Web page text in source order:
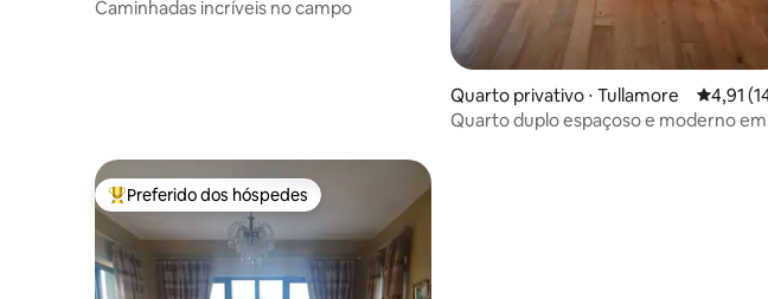
Caminhadas incríveis no campo
Quarto privativo ⋅ Tullamore 4,91 de
4,91
Quarto duplo espaçoso e moderno em
Entre os melhores preferidos dos hóspedes
Preferido dos hóspedes